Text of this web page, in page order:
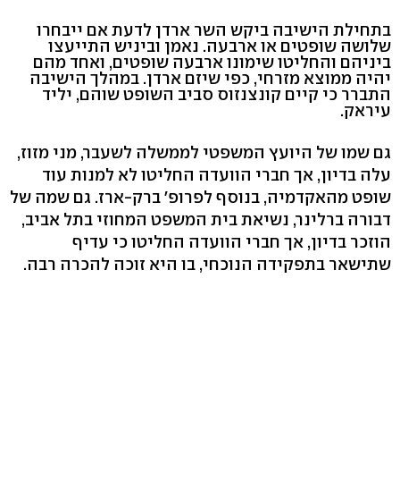
בתחילת הישיבה ביקש השר ארדן לדעת אם ייבחרו
שלושה שופטים או ארבעה. נאמן וביניש התייעצו
ביניהם והחליטו שימונו ארבעה שופטים, ואחד מהם
יהיה ממוצא מזרחי, כפי שיזם ארדן. במהלך הישיבה
התברר כי קיים קונצנזוס סביב השופט שוהם, יליד
עיראק.
גם שמו של היועץ המשפטי לממשלה לשעבר, מני מזוז,
עלה בדיון, אך חברי הוועדה החליטו לא למנות עוד
שופט מהאקדמיה, בנוסף לפרופ' ברק-ארז. גם שמה של
דבורה ברלינר, נשיאת בית המשפט המחוזי בתל אביב,
הוזכר בדיון, אך חברי הוועדה החליטו כי עדיף
שתישאר בתפקידה הנוכחי, בו היא זוכה להכרה רבה.